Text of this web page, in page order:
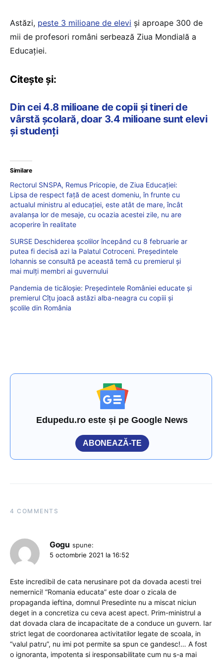
Astăzi, peste 3 milioane de elevi și aproape 300 de
mii de profesori români serbează Ziua Mondială a
Educației.
Citește și:
Din cei 4.8 milioane de copii și tineri de
vârstă școlară, doar 3.4 milioane sunt elevi
și studenți
Similare
Rectorul SNSPA, Remus Pricopie, de Ziua Educației:
Lipsa de respect față de acest domeniu, în frunte cu
actualul ministru al educației, este atât de mare, încât
avalanșa lor de mesaje, cu ocazia acestei zile, nu are
acoperire în realitate
SURSE Deschiderea școlilor începând cu 8 februarie ar
putea fi decisă azi la Palatul Cotroceni. Președintele
Iohannis se consultă pe această temă cu premierul și
mai mulți membri ai guvernului
Pandemia de ticăloșie: Președintele României educate și
premierul Cîțu joacă astăzi alba-neagra cu copiii și
școlile din România
Edupedu.ro este și pe Google News
ABONEAZĂ-TE
4 COMMENTS
Gogu spune:
5 octombrie 2021 la 16:52
Este incredibil de cata nerusinare pot da dovada acesti trei
nemernici! “Romania educata” este doar o zicala de
propaganda ieftina, domnul Presedinte nu a miscat niciun
deget in a concretiza cu ceva acest apect. Prim-ministrul a
dat dovada clara de incapacitate de a conduce un guvern. Iar
strict legat de coordonarea activitatilor legate de scoala, in
“valul patru”, nu imi pot permite sa spun ce gandesc!… A fost
o ignoranta, impotenta si iresponsabilitate cum nu s-a mai